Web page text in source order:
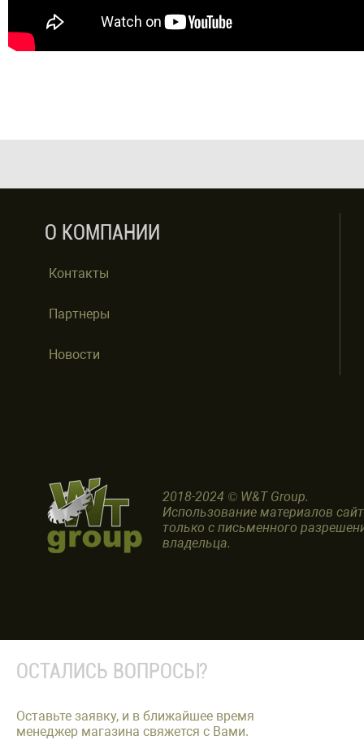
О КОМПАНИИ
Контакты
Партнеры
Новости
2018-2024 © W&T Group.
Использование материалов
только с письменного
владельца.
ОСТАЛИСЬ ВОПРОСЫ?
Оставьте заявку, и в ближайшее время
менеджер магазина свяжется с Вами.